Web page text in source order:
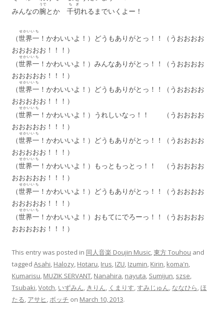
みんなの腕
うで
とか 千切
ちぎ
れるまでいくよー！
（世界一
せかいいち
！かわいいよ！）どうもありがとっ！！（うおおおお
おおおおお！！！）
（世界一
せかいいち
！かわいいよ！）みんなありがとっ！！（うおおおお
おおおおお！！！）
（世界一
せかいいち
！かわいいよ！）どうもありがとっ！！（うおおおお
おおおおお！！！）
（世界一
せかいいち
！かわいいよ！）うれしいなっ！！ （うおおおお
おおおおお！！！）
（世界一
せかいいち
！かわいいよ！）どうもありがとっ！！（うおおおお
おおおおお！！！）
（世界一
せかいいち
！かわいいよ！）もっともっとっ！！ （うおおおお
おおおおお！！！）
（世界一
せかいいち
！かわいいよ！）どうもありがとっ！！（うおおおお
おおおおお！！！）
（世界一
せかいいち
！かわいいよ！）おもてにでろーっ！！（うおおおお
おおおおお！！！）
This entry was posted in 同人音楽 Doujin Music,東方 Touhou and
tagged Asahi, Halozy, Hotaru, Irus, IZU, Izumin, Kirin, koma'n,
Kumarisu, MUZIK SERVANT, Nanahira, nayuta, Sumijun, szse,
Tsubaki,Votch, いずみん, きりん, くまりす,すみじゅん, ななひら,ほ
たる, アサヒ,ボッチ on March 10, 2013.